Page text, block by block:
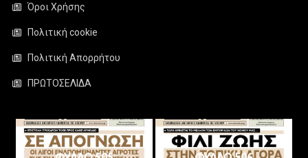
Όροι Χρήσης
Πολιτική cookie
Πολιτική Απορρήτου
ΠΡΩΤΟΣΕΛΙΔΑ